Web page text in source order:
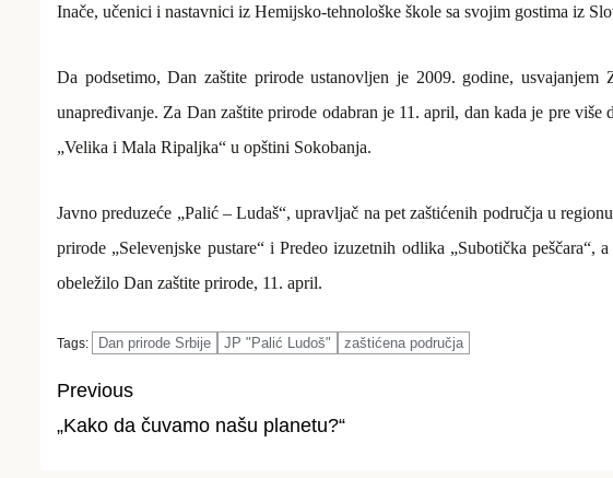
Inače, učenici i nastavnici iz Hemijsko-tehnološke škole sa svojim gostima iz
Da podsetimo,Dan zaštite prirode ustanovljen je 2009. godine, usvajanjem
unapređivanje. Za Dan zaštite prirode odabran je 11. april, dan kada je pre
„Velika i Mala Ripaljka“ u opštini Sokobanja.
Javno preduzeće „Palić – Ludaš“, upravljač na pet zaštićenih područja u
prirode „Selevenjske pustare“ i Predeo izuzetnih odlika „Subotička
obeležilo Dan zaštite prirode, 11. april.
Tags: Dan prirode Srbije JP "Palić Ludoš" zaštićena područja
Post
Previous
„Kako da čuvamo našu planetu?“